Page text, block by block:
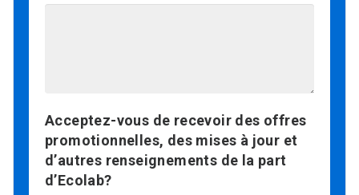
Acceptez-vous de recevoir des offres
promotionnelles, des mises à jour et
d’autres renseignements de la part
d’Ecolab?